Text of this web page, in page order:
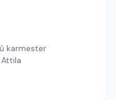
karmester
Attila